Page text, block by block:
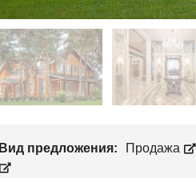
Вид предложения: Продажа